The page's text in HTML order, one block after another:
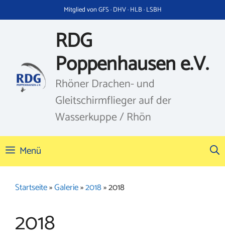
Inhalt
Mitglied von GFS · DHV · HLB · LSBH
RDG
Poppenhausen e.V.
Rhöner Drachen- und
Gleitschirmflieger auf der
Wasserkuppe / Rhön
Menü
Startseite»Galerie»2018»2018
2018